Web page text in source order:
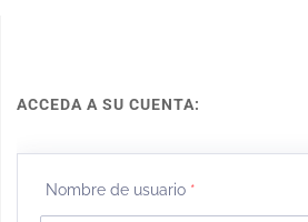
ACCEDA A SU CUENTA:
Nombre de usuario *